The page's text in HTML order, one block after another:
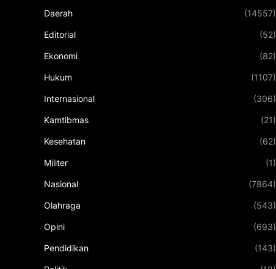
Daerah (14557)
Editorial (52)
Ekonomi (82)
Hukum (1107)
Internasional (306)
Kamtibmas (21)
Kesehatan (62)
Militer (1)
Nasional (7864)
Olahraga (543)
Opini (693)
Pendidikan (143)